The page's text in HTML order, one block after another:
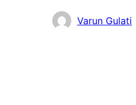
貢
Varun Gulati